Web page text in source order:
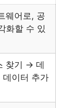
웨어로, 공
화할 수 있
찾기 → 데
이터 추가